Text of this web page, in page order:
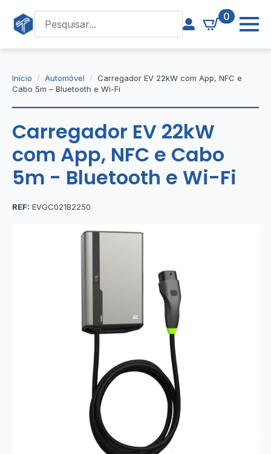
0
Início Automóvel
Carregador EV 22kW com App, NFC e
Cabo 5m – Bluetooth e Wi-Fi
Carregador EV 22kW
com App, NFC e Cabo
5m - Bluetooth e Wi-Fi
REF: EVGC021B2250